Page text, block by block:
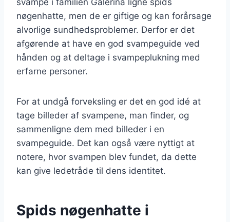
nøgenhatte, men de er giftige og kan forårsage
alvorlige sundhedsproblemer. Derfor er det
afgørende at have en god svampeguide ved
hånden og at deltage i svampeplukning med
erfarne personer.
For at undgå forveksling er det en god idé at
tage billeder af svampene, man finder, og
sammenligne dem med billeder i en
svampeguide. Det kan også være nyttigt at
notere, hvor svampen blev fundet, da dette
kan give ledetråde til dens identitet.
Spids nøgenhatte i